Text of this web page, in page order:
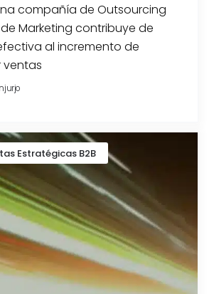
compañía de Outsourcing
Marketing contribuye de
al incremento de
ventas
Estratégicas B2B